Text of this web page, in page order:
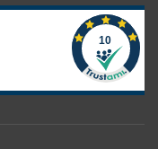
Angaben des
und optionalen